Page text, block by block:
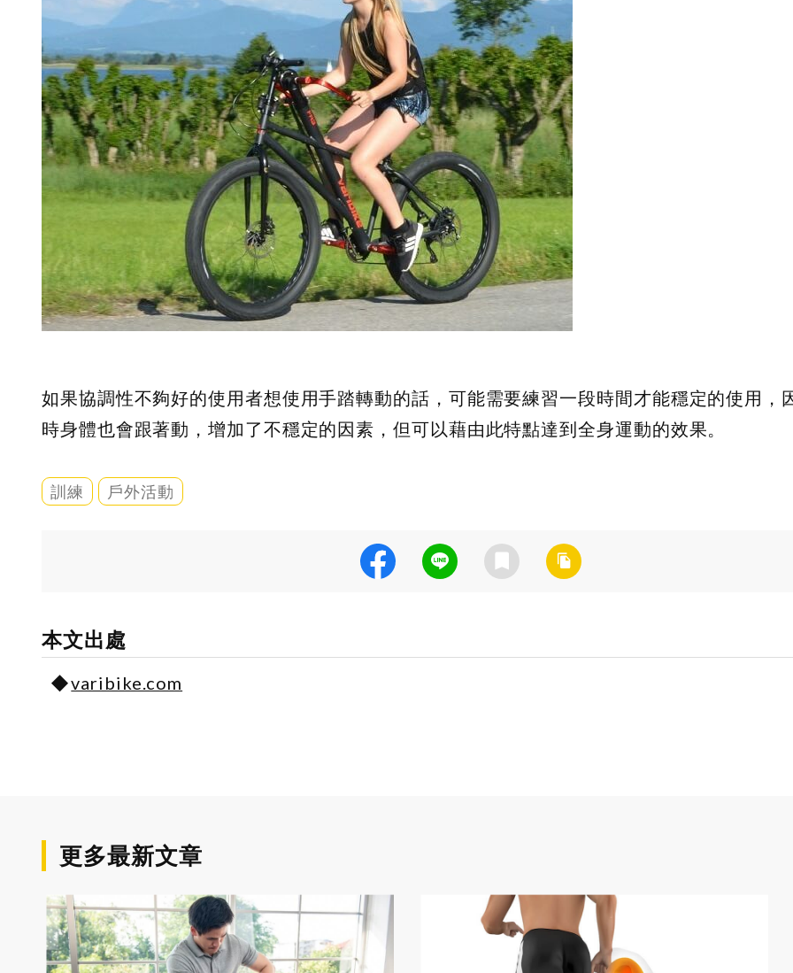
如果協調性不夠好的使用者想使用手踏轉動的話，可能需要練習一段時間才能穩定的使用，
時身體也會跟著動，增加了不穩定的因素，但可以藉由此特點達到全身運動的效果。
訓練 戶外活動
本文出處
varibike.com
更多最新文章